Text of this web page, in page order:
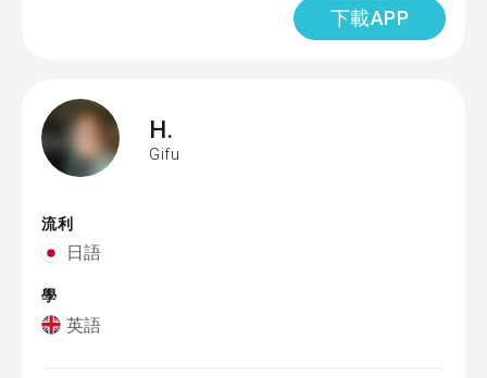
下載APP
H.
Gifu
流利
日語
學
英語